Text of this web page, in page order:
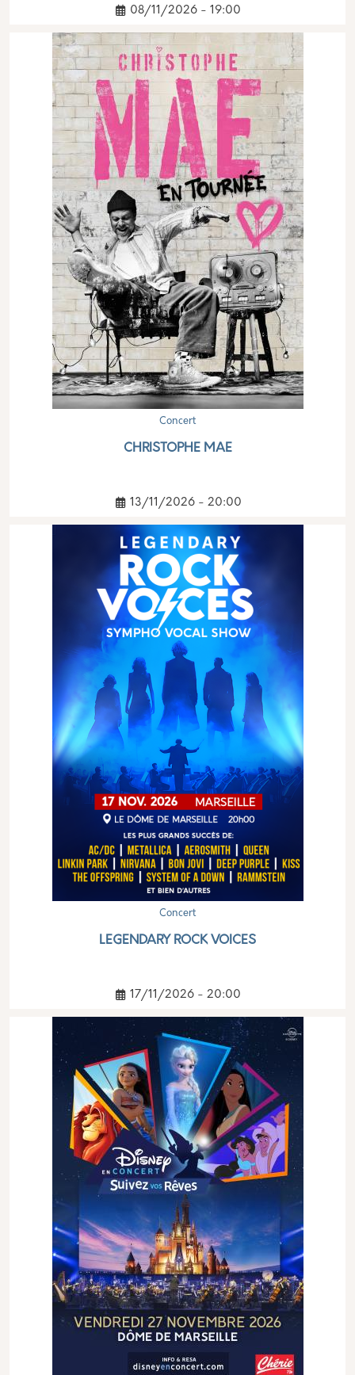
08/11/2026 - 19:00
Concert
CHRISTOPHE MAE
13/11/2026 - 20:00
Concert
LEGENDARY ROCK VOICES
17/11/2026 - 20:00